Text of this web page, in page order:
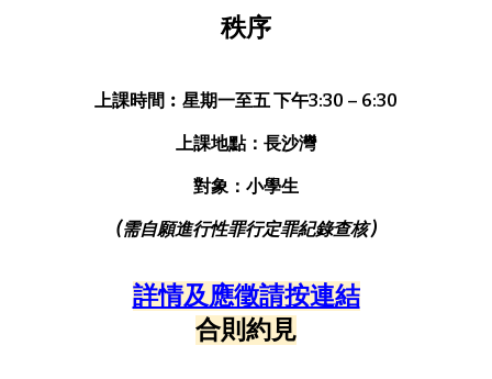
秩序
上課時間︰星期一至五下午3:30 – 6:30
上課地點：長沙灣
對象：小學生
(需自願進行性罪行定罪紀錄查核 )
詳情及應徵請按連結
合則約見